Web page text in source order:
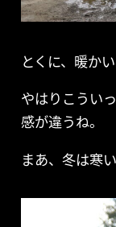
とくに、暖か
やはりこうい
感が違うね。
まあ、冬は寒